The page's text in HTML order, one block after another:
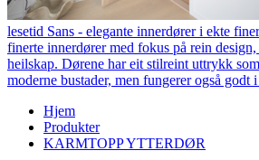
lesetid Sans - elegante innerdører i ekte
finerte innerdører med fokus på rein
heilskap. Dørene har eit stilreint uttrykk
moderne bustader, men fungerer også godt
Hjem
Produkter
KARMTOPP YTTERDØR